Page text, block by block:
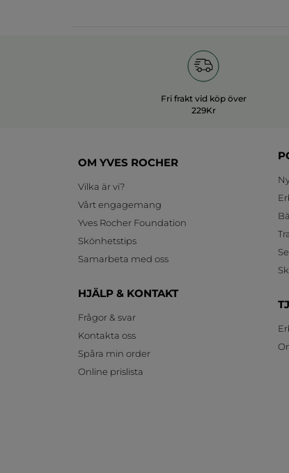
Fri frakt vid köp över
229Kr
OM YVES ROCHER
Vilka är vi?
Vårt engagemang
Yves Rocher Foundation
Skönhetstips
Samarbeta med oss
HJÄLP & KONTAKT
Frågor & svar
Kontakta oss
Spåra min order
Online prislista